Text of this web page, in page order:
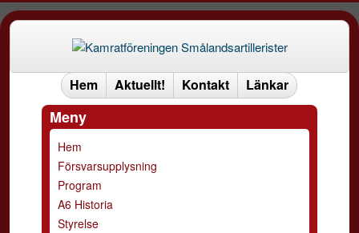
Hem Aktuellt! Kontakt Länkar
Meny
Hem
Försvarsupplysning
Program
A6 Historia
Styrelse